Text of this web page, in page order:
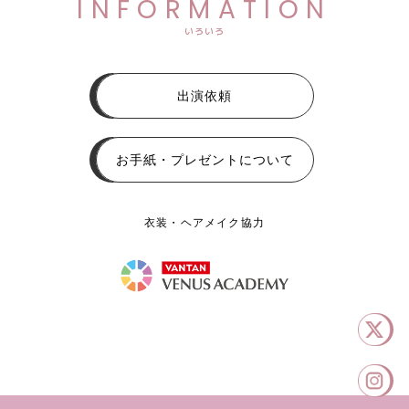
INFORMATION
いろいろ
出演依頼
お手紙・プレゼントについて
衣装・ヘアメイク協力